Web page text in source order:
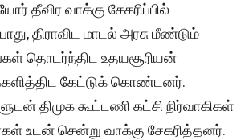
தீவிர வாக்கு சேகரிப்பில்
திராவிட மாடல் அரசு மீண்டும்
தொடர்ந்திட உதயசூரியன்
கேட்டுக் கொண்டனர்.
திமுக கூட்டணி கட்சி நிர்வாகிகள்
உடன் சென்று வாக்கு சேகரித்தனர்.